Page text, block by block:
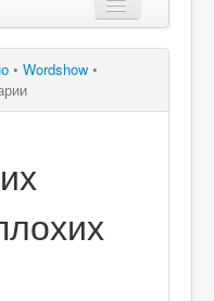
• Wordshow •